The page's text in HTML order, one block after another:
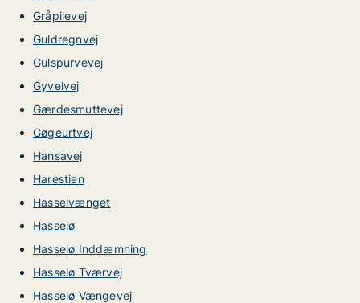
Gråpilevej
Guldregnvej
Gulspurvevej
Gyvelvej
Gærdesmuttevej
Gøgeurtvej
Hansavej
Harestien
Hasselvænget
Hasselø
Hasselø Inddæmning
Hasselø Tværvej
Hasselø Vængevej